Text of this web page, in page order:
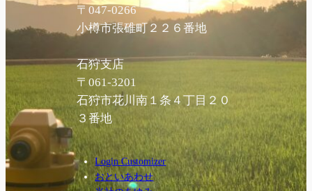
〒047-0266
小樽市張碓町２２６番地
石狩支店
〒061-3201
石狩市花川南１条４丁目２０
３番地
Login Customizer
おといあわせ